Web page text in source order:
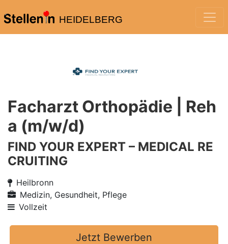
HEIDELBERG
Facharzt Orthopädie | Reh
a (m/w/d)
FIND YOUR EXPERT – MEDICAL RE
CRUITING
Heilbronn
Medizin, Gesundheit, Pflege
Vollzeit
Jetzt Bewerben